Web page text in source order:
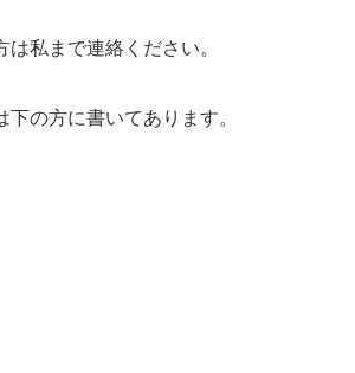
私まで連絡ください。
の方に書いてあります。